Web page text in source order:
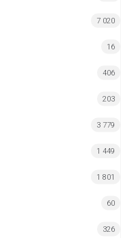
7 020
16
406
203
3 779
1 449
1 801
60
326